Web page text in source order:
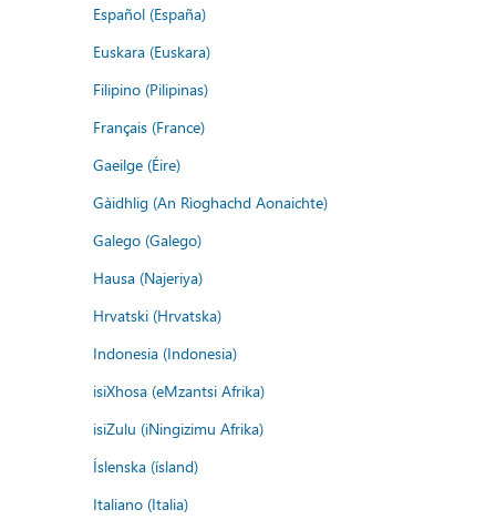
Español (España)
Euskara (Euskara)
Filipino (Pilipinas)
Français (France)
Gaeilge (Éire)
Gàidhlig (An Rìoghachd Aonaichte)
Galego (Galego)
Hausa (Najeriya)
Hrvatski (Hrvatska)
Indonesia (Indonesia)
isiXhosa (eMzantsi Afrika)
isiZulu (iNingizimu Afrika)
Íslenska (ísland)
Italiano (Italia)